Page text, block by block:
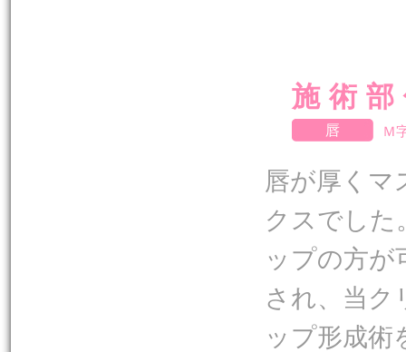
施術
唇 Ｍ
唇が厚くマ
クスでした
ップの方が
され、当ク
ップ形成